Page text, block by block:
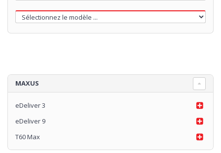
MAXUS
eDeliver 3
eDeliver 9
T60 Max